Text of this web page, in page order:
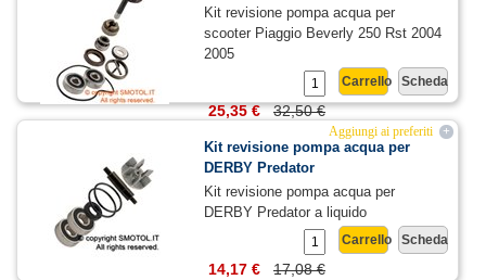
Kit revisione pompa acqua per
scooter Piaggio Beverly 250 Rst 2004
2005
Scheda
Carrello
32,50 €
25,35 €
+
Aggiungi ai preferiti
Kit revisione pompa acqua per
DERBY Predator
Kit revisione pompa acqua per
DERBY Predator a liquido
Scheda
Carrello
17,08 €
14,17 €